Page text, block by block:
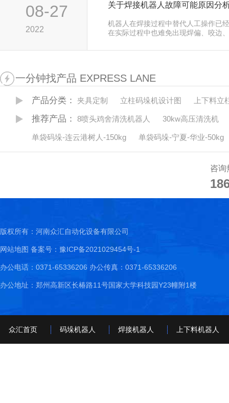
08-27
2022
关于焊接机器人故障可能原因分
机器人在焊接过程中替代人工操作已
在实际过程中也难免出现焊偏、咬边
障。那么今天给大家就说说焊接机器
一分钟找产品 EXPRESS LANE
产品分类： 夹具定制 立柱码垛机设计图 上下料立
推荐产品： 8喷头鸡舍清洗机器人 30kw高压清洗机
单袋码垛-连云港树人-150kg 单袋码垛-宁夏-华业-50kg
咨询
版权所有：河南众汇自动化设备有限公司
网站地图 备案号：豫ICP备2021029454号-1
办公电话：0371-65336206 办公传真：0371-65336206
办公地址：郑州高新区长椿路11号国家大学科技园Y23幢附1楼
众汇首页 码垛机器人 焊接机器人 上下料机器人